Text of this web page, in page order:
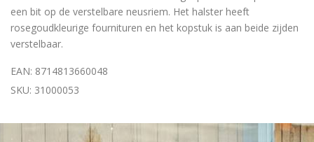
een bit op de verstelbare neusriem. Het halster heeft
rosegoudkleurige fournituren en het kopstuk is aan beide zijden
verstelbaar.
EAN: 8714813660048
SKU: 31000053